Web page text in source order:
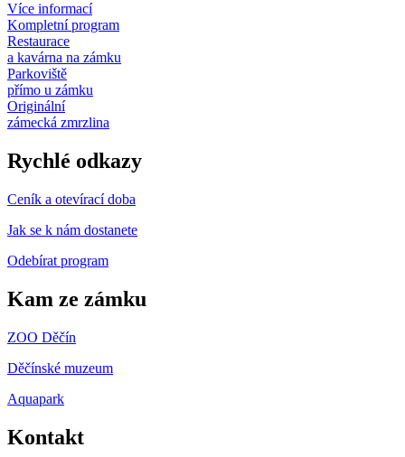
Více informací
Kompletní program
Restaurace
a kavárna na zámku
Parkoviště
přímo u zámku
Originální
zámecká zmrzlina
Rychlé odkazy
Ceník a otevírací doba
Jak se k nám dostanete
Odebírat program
Kam ze zámku
ZOO Děčín
Děčínské muzeum
Aquapark
Kontakt